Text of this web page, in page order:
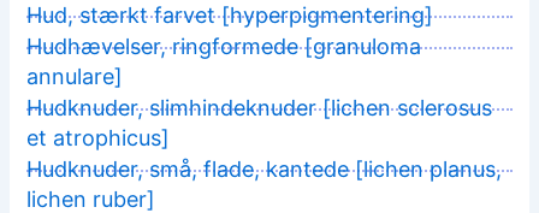
Hud, stærkt farvet [hyperpigmentering]
Hudhævelser, ringformede [granuloma
annulare]
Hudknuder, slimhindeknuder [lichen sclerosus
et atrophicus]
Hudknuder, små, flade, kantede [lichen planus,
lichen ruber]